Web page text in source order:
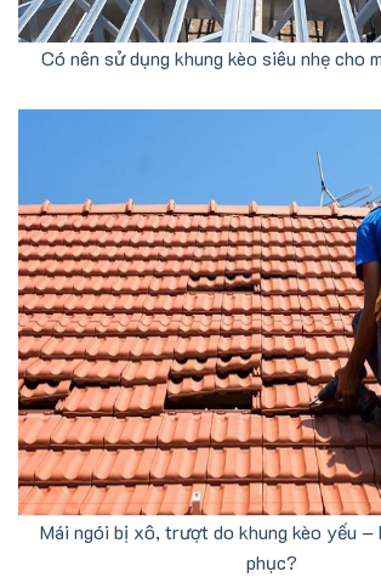
Có nên sử dụng khung kèo siêu nhẹ cho
Mái ngói bị xô, trượt do khung kèo yếu –
phục?